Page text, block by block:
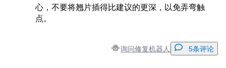
心，不要将翘片插得比建议的更深，以免弄弯触
点。
询问修复机器人 5条评论